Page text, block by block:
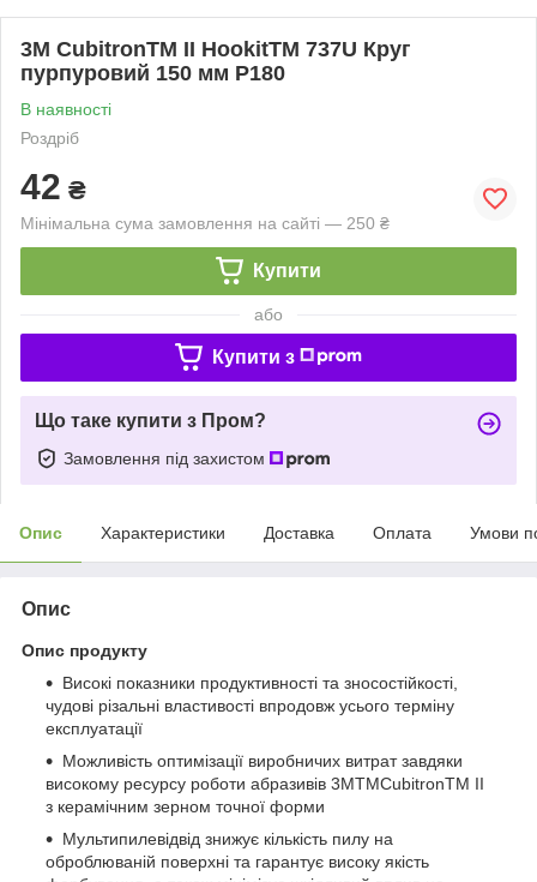
3М CubitronTM II HookitTM 737U Круг
пурпуровий 150 мм Р180
В наявності
Роздріб
42 ₴
Мінімальна сума замовлення на сайті — 250 ₴
Купити
або
Купити з
Що таке купити з Пром?
Замовлення під захистом
Опис Характеристики Доставка Оплата Умови
Опис
Опис продукту
Високі показники продуктивності та зносостійкості,
чудові різальні властивості впродовж усього терміну
експлуатації
Можливість оптимізації виробничих витрат завдяки
високому ресурсу роботи абразивів 3MTMCubitronTM II
з керамічним зерном точної форми
Мультипилевідвід знижує кількість пилу на
оброблюваній поверхні та гарантує високу якість